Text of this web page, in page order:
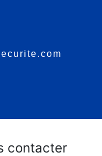
contacter